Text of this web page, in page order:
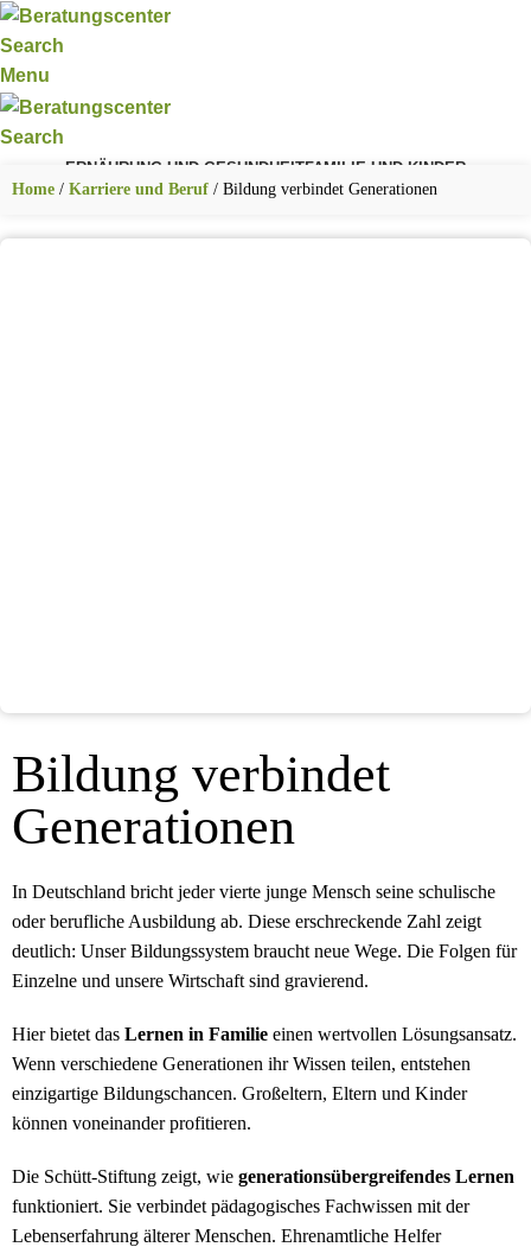
Search
Menu
Search
ERNÄHRUNG UND GESUNDHEITFAMILIE UND KINDER
FITNESS UND SPORT KARRIERE UND BERUFTECHNIK UND DIGITALES
WOHNEN UND LEBEN
Home / Karriere und Beruf / Bildung verbindet Generationen
Bildung verbindet
Generationen
In Deutschland bricht jeder vierte junge Mensch seine schulische
oder berufliche Ausbildung ab. Diese erschreckende Zahl zeigt
deutlich: Unser Bildungssystem braucht neue Wege. Die Folgen für
Einzelne und unsere Wirtschaft sind gravierend.
Hier bietet das Lernen in Familie einen wertvollen Lösungsansatz.
Wenn verschiedene Generationen ihr Wissen teilen, entstehen
einzigartige Bildungschancen. Großeltern, Eltern und Kinder
können voneinander profitieren.
Die Schütt-Stiftung zeigt, wie generationsübergreifendes Lernen
funktioniert. Sie verbindet pädagogisches Fachwissen mit der
Lebenserfahrung älterer Menschen. Ehrenamtliche Helfer